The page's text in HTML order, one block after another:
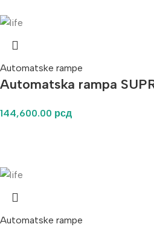
Automatske rampe
Automatska rampa
144,600.00 рсд
Automatske rampe